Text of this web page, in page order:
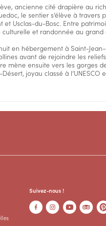
ancienne cité drapière au
le sentier s’élève à
et Usclas-du-Bosc. Entre
et randonnée au grand
en hébergement à Saint-
avant de rejoindre les
mène ensuite vers les gorges
joyau classé à
Suivez-nous !